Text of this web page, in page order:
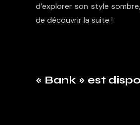
d’explorer son style
de découvrir la suite !
« Bank » est